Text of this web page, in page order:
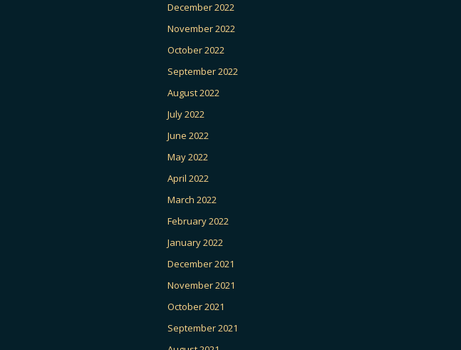
December 2022
November 2022
October 2022
September 2022
August 2022
July 2022
June 2022
May 2022
April 2022
March 2022
February 2022
January 2022
December 2021
November 2021
October 2021
September 2021